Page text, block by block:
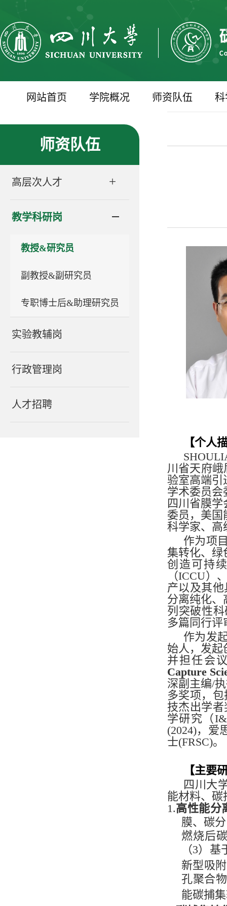
网站首页 学院概况 师资队伍 科
师资队伍
高层次人才 +
教学科研岗
教授&研究员
副教授&副研究员
专职博士后&助理研究员
实验教辅岗
行政管理岗
人才招聘
【个人
川省天府
验室高端引
学术委员会
四川省膜
委员，美国
科学家、高
作为项
集转化、绿
创造可持
（ICCU）
产以及其
分离纯化、
列突破性
多篇同行
作为发
始人，发起
并担任会
Capture
深副主编/
多奖项，
技杰出学
学研究（
(2024)， 爱
士(FRSC)。
【主要
四川大
能材料、碳
1.高性能分
膜、碳
燃烧后
（3）
新型吸
孔聚合
能碳捕